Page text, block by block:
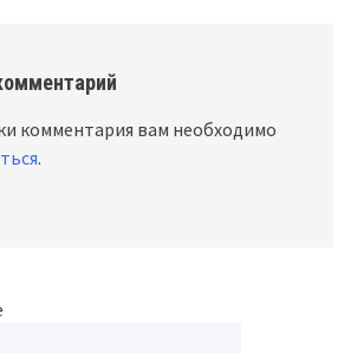
комментария вам необходимо
.